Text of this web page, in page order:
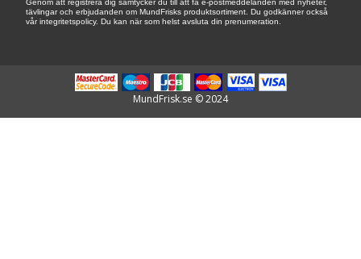
Genom att registrera dig samtycker du till att få e-postmeddelanden med nyheter,
tävlingar och erbjudanden om MundFrisks produktsortiment. Du godkänner också
vår integritetspolicy. Du kan när som helst avsluta din prenumeration.
MundFrisk.se © 2024